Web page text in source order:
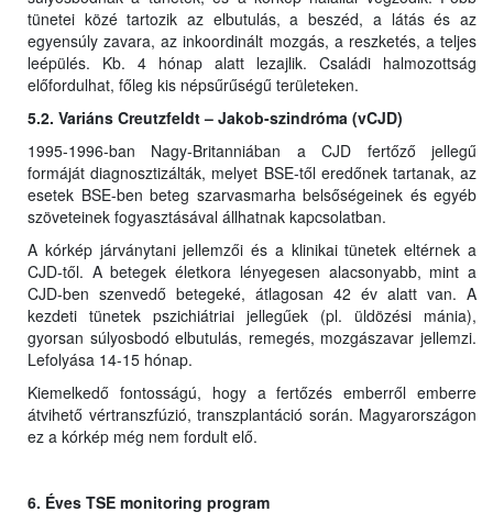
tünetei közé tartozik az elbutulás, a beszéd, a látás és az
egyensúly zavara, az inkoordinált mozgás, a reszketés, a teljes
leépülés. Kb. 4 hónap alatt lezajlik. Családi halmozottság
előfordulhat, főleg kis népsűrűségű területeken.
5.2. Variáns Creutzfeldt – Jakob-szindróma (vCJD)
1995-1996-ban Nagy-Britanniában a CJD fertőző jellegű
formáját diagnosztizálták, melyet BSE-től eredőnek tartanak, az
esetek BSE-ben beteg szarvasmarha belsőségeinek és egyéb
szöveteinek fogyasztásával állhatnak kapcsolatban.
A kórkép járványtani jellemzői és a klinikai tünetek eltérnek a
CJD-től. A betegek életkora lényegesen alacsonyabb, mint a
CJD-ben szenvedő betegeké, átlagosan 42 év alatt van. A
kezdeti tünetek pszichiátriai jellegűek (pl. üldözési mánia),
gyorsan súlyosbodó elbutulás, remegés, mozgászavar jellemzi.
Lefolyása 14-15 hónap.
Kiemelkedő fontosságú, hogy a fertőzés emberről emberre
átvihető vértranszfúzió, transzplantáció során. Magyarországon
ez a kórkép még nem fordult elő.
6. Éves TSE monitoring program